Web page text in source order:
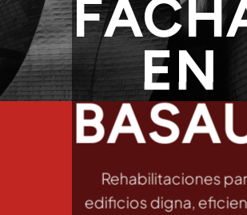
EN
Rehabilitaciones
edificios digna,